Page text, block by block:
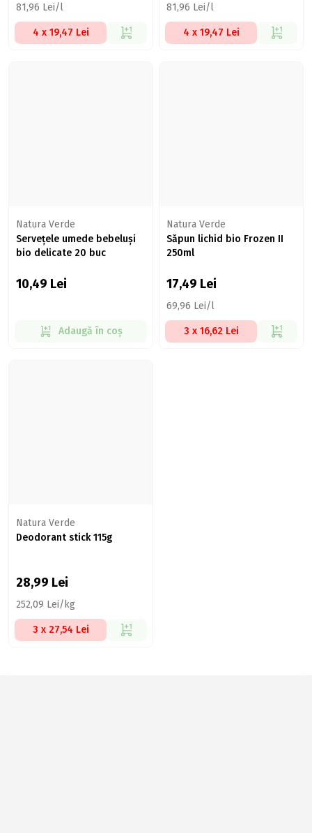
81,96 Lei/l
4 x 19,47 Lei
81,96 Lei/l
4 x 19,47 Lei
Natura Verde
Servețele umede bebeluși
bio delicate 20 buc
10,49 Lei
Adaugă în coș
Natura Verde
Săpun lichid bio Frozen II
250ml
17,49 Lei
69,96 Lei/l
3 x 16,62 Lei
Natura Verde
Deodorant stick 115g
28,99 Lei
252,09 Lei/kg
3 x 27,54 Lei